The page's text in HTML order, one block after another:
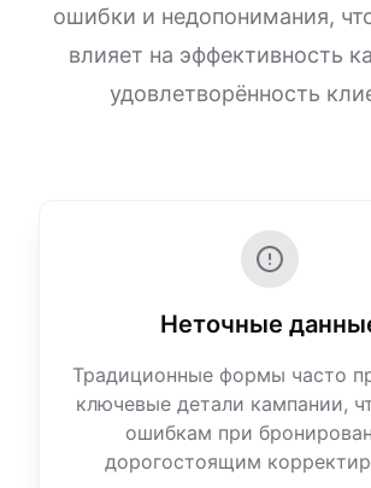
ошибки и недопонимания,
влияет на эффективность
удовлетворённость
Неточные
Традиционные формы часто
ключевые детали кампании,
ошибкам при
дорогостоящим